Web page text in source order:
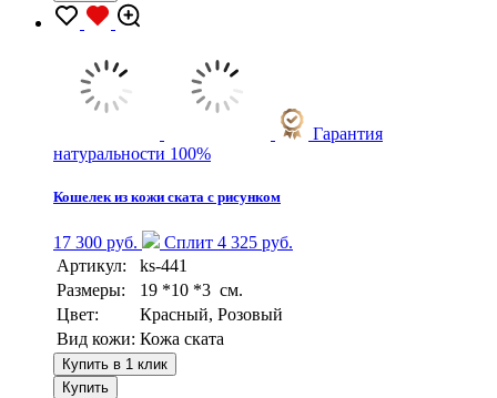
Гарантия
натуральности 100%
Кошелек из кожи ската с рисунком
17 300 руб.
Сплит 4 325 руб.
Артикул:
ks-441
Размеры:
19 *10 *3 см.
Цвет:
Красный, Розовый
Вид кожи: Кожа ската
Купить в 1 клик
Купить